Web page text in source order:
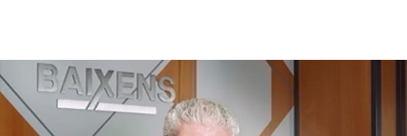
wir fest auf dem Boden der traditionellen Verfahren unseres
Unternehmens und stützen uns auf Modelle der
Qualitätssicherung (mit dem letzten Ziel der [fast] perfekten
Qualität) und nehmen außerdem den Umweltschutz sehr ernst.